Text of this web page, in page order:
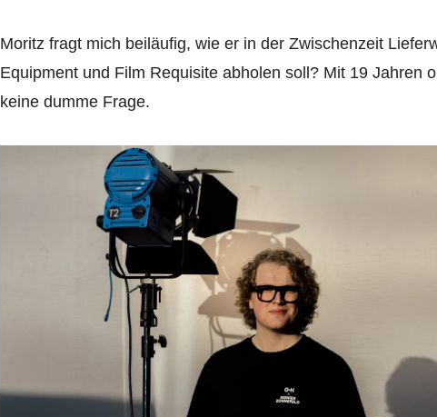
Moritz fragt mich beiläufig, wie er in der Zwischenzeit
Equipment und Film Requisite abholen soll? Mit 19 Jahren
keine dumme Frage.